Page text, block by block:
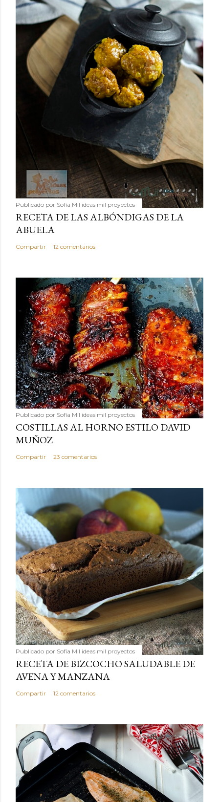
Publicado por Sofía Mil ideas mil proyectos
RECETA DE LAS ALBÓNDIGAS DE LA
ABUELA
Compartir 12 comentarios
Publicado por Sofía Mil ideas mil proyectos
COSTILLAS AL HORNO ESTILO DAVID
MUÑOZ
Compartir 23 comentarios
Publicado por Sofía Mil ideas mil proyectos
RECETA DE BIZCOCHO SALUDABLE DE
AVENA Y MANZANA
Compartir 12 comentarios